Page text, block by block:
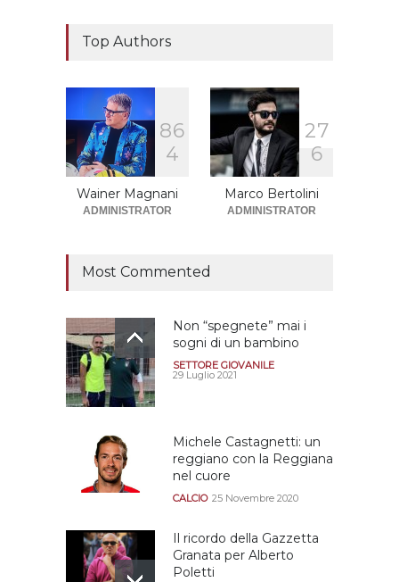
Sono solo sette le
squadre che sono state
promosse la stagione
successiva alla
retrocessione
Top Authors
86
4
Wainer Magnani
ADMINISTRATOR
27
6
Marco Bertolini
ADMINISTRATOR
Most Commented
Non “spegnete” mai i
sogni di un bambino
SETTORE GIOVANILE
29 Luglio 2021
Michele Castagnetti: un
reggiano con la Reggiana
nel cuore
CALCIO 25 Novembre 2020
Il ricordo della Gazzetta
Granata per Alberto
Poletti